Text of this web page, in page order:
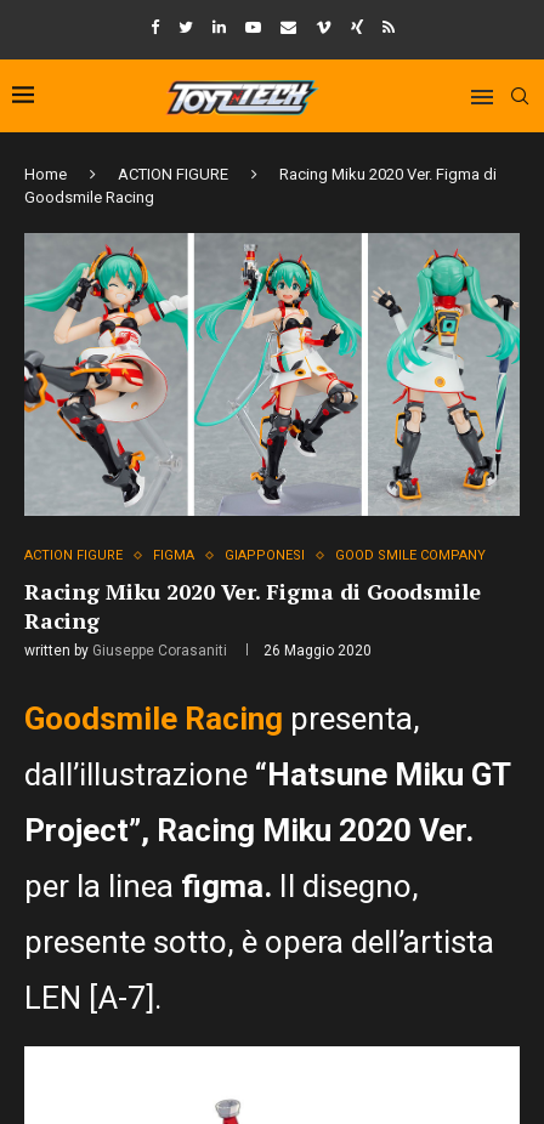
Home ACTION FIGURE
Racing Miku 2020 Ver. Figma di
Goodsmile Racing
ACTION FIGURE FIGMA GIAPPONESI GOOD SMILE COMPANY
Racing Miku 2020 Ver. Figma di Goodsmile
Racing
written by Giuseppe Corasaniti 26 Maggio 2020
Goodsmile Racing presenta,
dall’illustrazione “Hatsune Miku GT
Project”, Racing Miku 2020 Ver.
per la linea figma. Il disegno,
presente sotto, è opera dell’artista
LEN [A-7].